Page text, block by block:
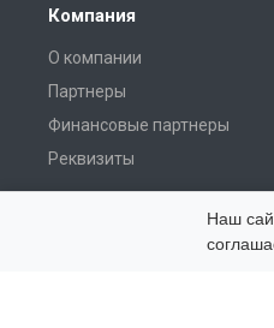
Компания
О компании
Партнеры
Финансовые партнеры
Реквизиты
Наш